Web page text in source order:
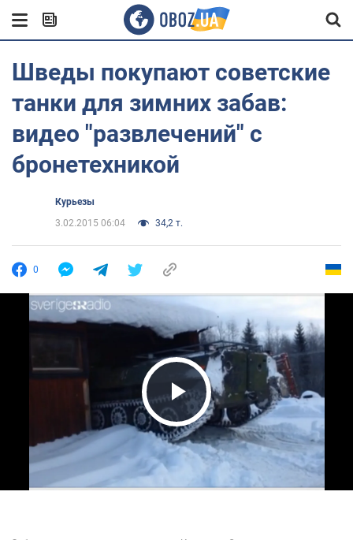
Шведы покупают советские
танки для зимних забав:
видео "развлечений" с
бронетехникой
Курьезы
3.02.2015 06:04
34,2 т.
0
Play Video